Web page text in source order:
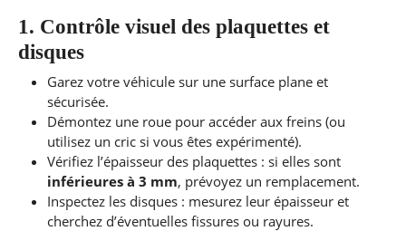
1. Contrôle visuel des plaquettes et
disques
Garez votre véhicule sur une surface plane et
sécurisée.
Démontez une roue pour accéder aux freins (ou
utilisez un cric si vous êtes expérimenté).
Vérifiez l’épaisseur des plaquettes : si elles sont
inférieures à 3 mm, prévoyez un remplacement.
Inspectez les disques : mesurez leur épaisseur et
cherchez d’éventuelles fissures ou rayures.